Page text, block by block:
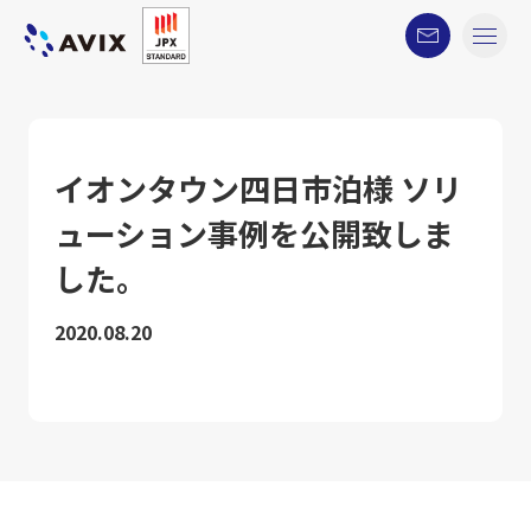
イオンタウン四日市泊様 ソリ
ューション事例を公開致しま
した。
2020.08.20